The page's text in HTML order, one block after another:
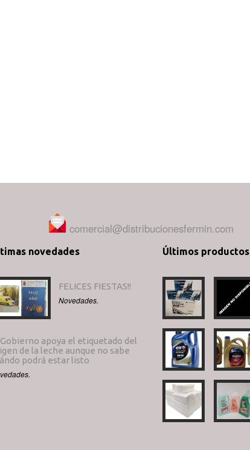
comercial@distribucionesfermin.com
novedades
FELICES FIESTAS!!
Novedades.
Gobierno apoya el etiquetado del
de la leche aunque no sabe
podrá estar listo
Últimos productos